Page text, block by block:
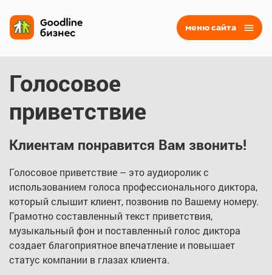
меню сайта
Голосовое
приветствие
Клиентам понравится Вам звонить!
Голосовое приветствие – это аудиоролик с
использованием голоса профессионального диктора,
который слышит клиент, позвонив по Вашему номеру.
Грамотно составленный текст приветствия,
музыкальный фон и поставленный голос диктора
создает благоприятное впечатление и повышает
статус компании в глазах клиента.